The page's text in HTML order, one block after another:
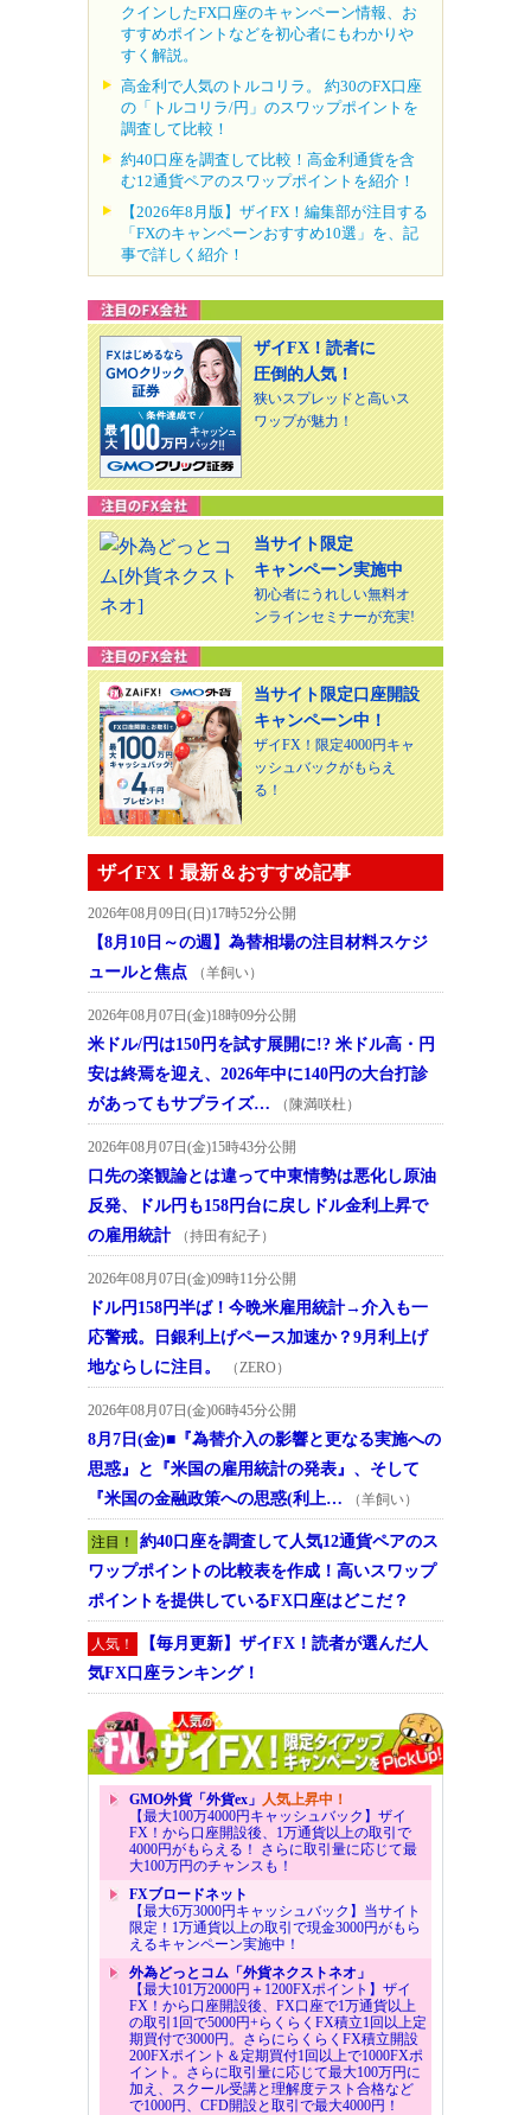
クインしたFX口座のキャンペーン情報、お
すすめポイントなどを初心者にもわかりや
すく解説。
高金利で人気のトルコリラ。 約30のFX口座
の「トルコリラ/円」のスワップポイントを
調査して比較！
約40口座を調査して比較！高金利通貨を含
む12通貨ペアのスワップポイントを紹介！
【2026年8月版】ザイFX！編集部が注目する
「FXのキャンペーンおすすめ10選」を、記
事で詳しく紹介！
ザイFX！読者に
圧倒的人気！
狭いスプレッドと高いス
ワップが魅力！
当サイト限定
キャンペーン実施中
初心者にうれしい無料オ
ンラインセミナーが充実!
当サイト限定口座開設
キャンペーン中！
ザイFX！限定4000円キャ
ッシュバックがもらえ
る！
ザイFX！最新＆おすすめ記事
2026年08月09日(日)17時52分公開
【8月10日～の週】為替相場の注目材料スケジ
ュールと焦点
（羊飼い）
2026年08月07日(金)18時09分公開
米ドル/円は150円を試す展開に!? 米ドル高・円
安は終焉を迎え、2026年中に140円の大台打診
があってもサプライズ…
（陳満咲杜）
2026年08月07日(金)15時43分公開
口先の楽観論とは違って中東情勢は悪化し原油
反発、ドル円も158円台に戻しドル金利上昇で
の雇用統計
（持田有紀子）
2026年08月07日(金)09時11分公開
ドル円158円半ば！今晩米雇用統計→介入も一
応警戒。日銀利上げペース加速か？9月利上げ
地ならしに注目。
（ZERO）
2026年08月07日(金)06時45分公開
8月7日(金)■『為替介入の影響と更なる実施への
思惑』と『米国の雇用統計の発表』、そして
『米国の金融政策への思惑(利上…
（羊飼い）
注目！
約40口座を調査して人気12通貨ペアのス
ワップポイントの比較表を作成！高いスワップ
ポイントを提供しているFX口座はどこだ？
人気！
【毎月更新】ザイFX！読者が選んだ人
気FX口座ランキング！
GMO外貨「外貨ex」 人気上昇中！
【最大100万4000円キャッシュバック】ザイ
FX！から口座開設後、1万通貨以上の取引で
4000円がもらえる！ さらに取引量に応じて最
大100万円のチャンスも！
FXブロードネット
【最大6万3000円キャッシュバック】当サイト
限定！1万通貨以上の取引で現金3000円がもら
えるキャンペーン実施中！
外為どっとコム「外貨ネクストネオ」
【最大101万2000円＋1200FXポイント】ザイ
FX！から口座開設後、FX口座で1万通貨以上
の取引1回で5000円+らくらくFX積立1回以上定
期買付で3000円。さらにらくらくFX積立開設
200FXポイント＆定期買付1回以上で1000FXポ
イント。さらに取引量に応じて最大100万円に
加え、スクール受講と理解度テスト合格など
で1000円、CFD開設と取引で最大4000円！